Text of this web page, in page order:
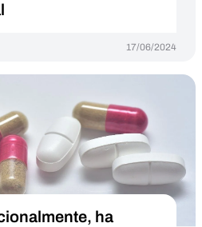
17/06/2024
ha